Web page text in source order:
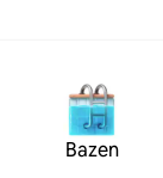
1 sofa
se
Bazen